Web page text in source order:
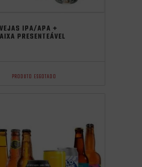
IPA/APA +
PRESENTEÁVEL
PRODUTO ESGOTADO